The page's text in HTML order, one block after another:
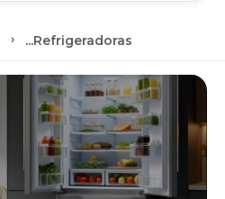
...Refrigeradoras